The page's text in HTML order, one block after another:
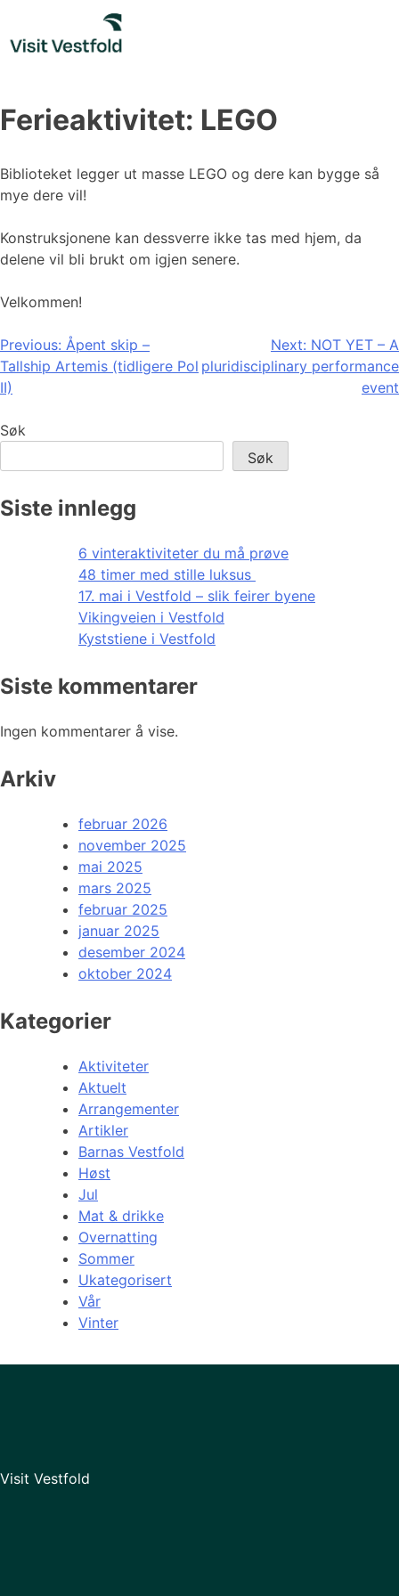
content
Ferieaktivitet: LEGO
Biblioteket legger ut masse LEGO og dere kan bygge så
mye dere vil!
Konstruksjonene kan dessverre ikke tas med hjem, da
delene vil bli brukt om igjen senere.
Velkommen!
Innleggsnavigasjon
Previous: Åpent skip –
Tallship Artemis (tidligere Pol
II)
Next: NOT YET – A
pluridisciplinary performance
event
Søk
Søk
Siste innlegg
6 vinteraktiviteter du må prøve
48 timer med stille luksus
17. mai i Vestfold – slik feirer byene
Vikingveien i Vestfold
Kyststiene i Vestfold
Siste kommentarer
Ingen kommentarer å vise.
Arkiv
februar 2026
november 2025
mai 2025
mars 2025
februar 2025
januar 2025
desember 2024
oktober 2024
Kategorier
Aktiviteter
Aktuelt
Arrangementer
Artikler
Barnas Vestfold
Høst
Jul
Mat & drikke
Overnatting
Sommer
Ukategorisert
Vår
Vinter
Visit Vestfold